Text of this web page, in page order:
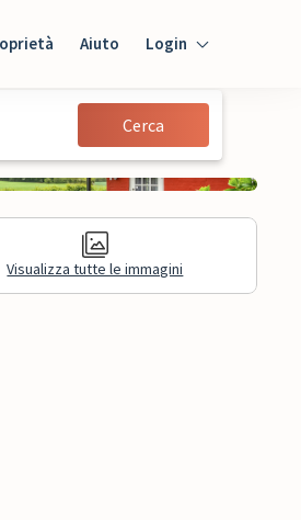
Aiuto Login
Ospiti
Cerca
Visualizza tutte le immagini